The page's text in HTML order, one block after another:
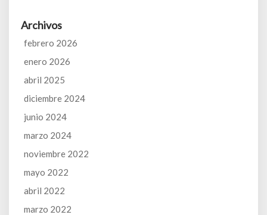
Archivos
febrero 2026
enero 2026
abril 2025
diciembre 2024
junio 2024
marzo 2024
noviembre 2022
mayo 2022
abril 2022
marzo 2022